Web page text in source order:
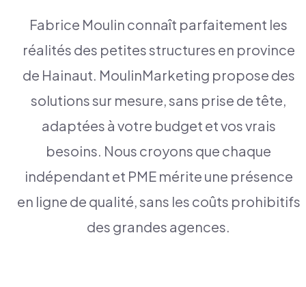
Fabrice Moulin connaît parfaitement les
réalités des petites structures en province
de Hainaut. MoulinMarketing propose des
solutions sur mesure, sans prise de tête,
adaptées à votre budget et vos vrais
besoins. Nous croyons que chaque
indépendant et PME mérite une présence
en ligne de qualité, sans les coûts prohibitifs
des grandes agences.